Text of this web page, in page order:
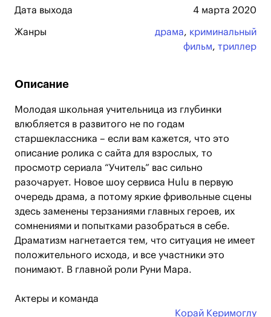
Дата выхода 4 марта 2020
Жанры драма, криминальный
фильм, триллер
Описание
Молодая школьная учительница из глубинки
влюбляется в развитого не по годам
старшеклассника – если вам кажется, что это
описание ролика с сайта для взрослых, то
просмотр сериала “Учитель” вас сильно
разочарует. Новое шоу сервиса Hulu в первую
очередь драма, а потому яркие фривольные сцены
здесь заменены терзаниями главных героев, их
сомнениями и попытками разобраться в себе.
Драматизм нагнетается тем, что ситуация не имеет
положительного исхода, и все участники это
понимают. В главной роли Руни Мара.
Актеры и команда
Корай Керимоглу